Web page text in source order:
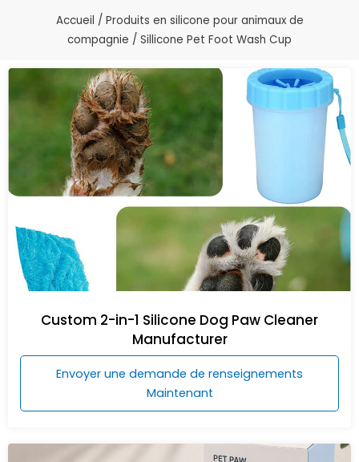
Accueil / Produits en silicone pour animaux de
compagnie / Sillicone Pet Foot Wash Cup
Custom 2-in-1 Silicone Dog Paw Cleaner
Manufacturer
Envoyer une demande de renseignements
Maintenant